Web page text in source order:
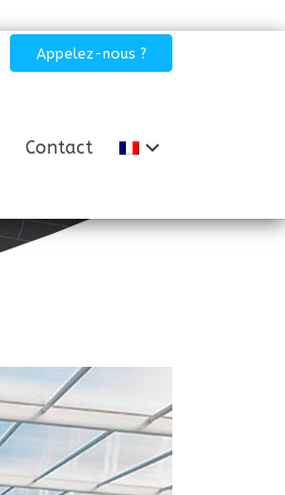
Appelez-nous ?
Contact